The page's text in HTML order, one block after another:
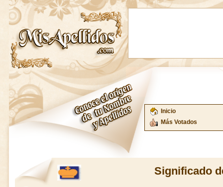
Inicio
Más Votados
Significado